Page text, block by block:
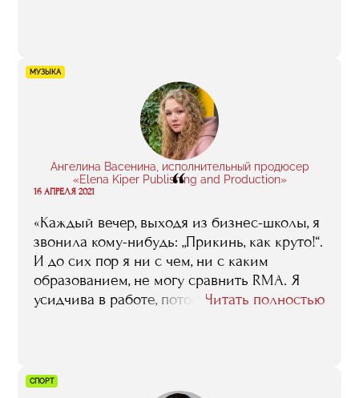
использовать полученные знания в работе
с проектами, которые я вела в агентстве
„Аппетитный маркетинг“»
МУЗЫКА
Ангелина Васенина, исполнительный продюсер
«Elena Kiper Publishing and Production»
“
16 АПРЕЛЯ 2021
«Каждый вечер, выходя из бизнес-школы, я
звонила кому-нибудь: „Прикинь, как круто!“.
И до сих пор я ни с чем, ни с каким
образованием, не могу сравнить RMA. Я
усидчива в работе, потому что я ее люблю,
меня это волшебное, особенное, место!»
Читать полностью
СПОРТ